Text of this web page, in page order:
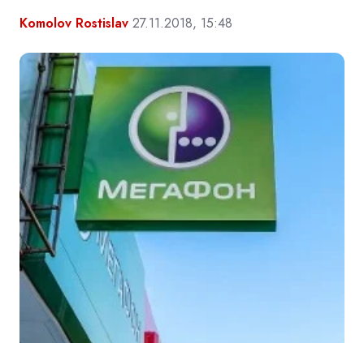
Komolov Rostislav 27.11.2018, 15:48